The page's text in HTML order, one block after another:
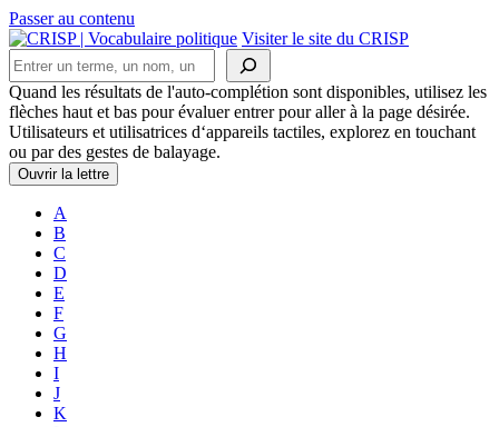
Passer au contenu
Navigation
principale
Visiter le site du CRISP
Rechercher
Quand les résultats de l'auto-complétion sont disponibles, utilisez les
flèches haut et bas pour évaluer entrer pour aller à la page désirée.
Utilisateurs et utilisatrices d‘appareils tactiles, explorez en touchant
ou par des gestes de balayage.
Ouvrir la lettre
A
B
C
D
E
F
G
H
I
J
K